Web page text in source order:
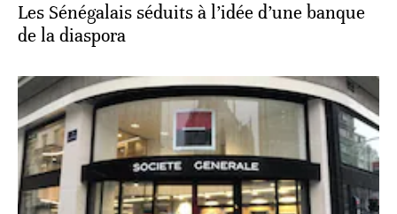
Les Sénégalais séduits à l’idée d’une banque
de la diaspora